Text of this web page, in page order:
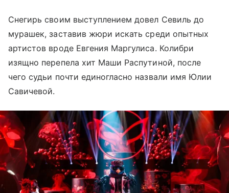
Снегирь своим выступлением довел Севиль до
мурашек, заставив жюри искать среди опытных
артистов вроде Евгения Маргулиса. Колибри
изящно перепела хит Маши Распутиной, после
чего судьи почти единогласно назвали имя Юлии
Савичевой.